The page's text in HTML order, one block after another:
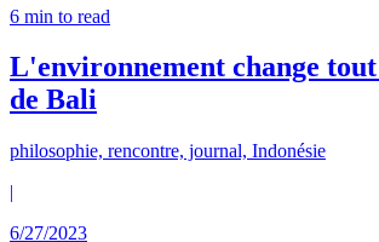
6 min to read
L'environnement change
de Bali
philosophie, rencontre, journal, Indonésie
|
6/27/2023